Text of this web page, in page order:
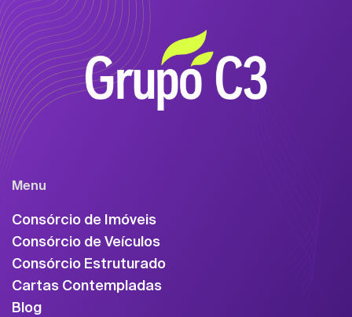
Menu
Consórcio de Imóveis
Consórcio de Veículos
Consórcio Estruturado
Cartas Contempladas
Blog